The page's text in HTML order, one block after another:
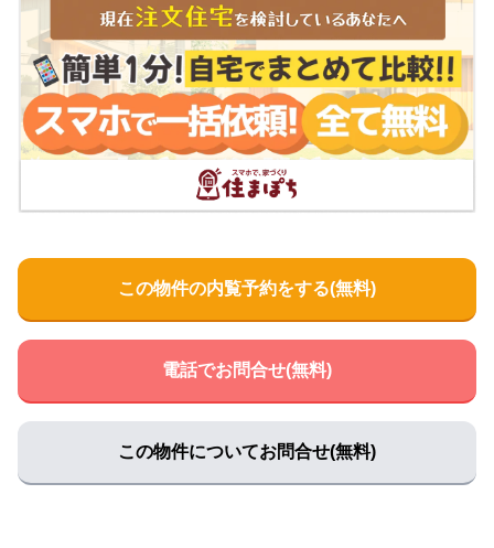
足立医院
住所:京都府福知山市上新町３３−２ マップで見る
土佐医院
住所:京都府福知山市西本町１５４−２ マップで見る
京都ルネスクリニック
京都府福知山市末広町１丁目３８
大西内科医院
京都府福知山市駅南町２丁目２１５
マップで見る
京都ルネス病院新館
この物件の内覧予約をする(無料)
電話でお問合せ(無料)
この物件についてお問合せ(無料)